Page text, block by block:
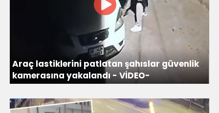
Araç lastiklerini patlatan şahıslar güvenlik
kamerasına yakalandı - VİDEO-